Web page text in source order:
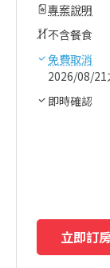
專案說明
不含餐食
免費取消
2026/08/21
即時確認
立即訂